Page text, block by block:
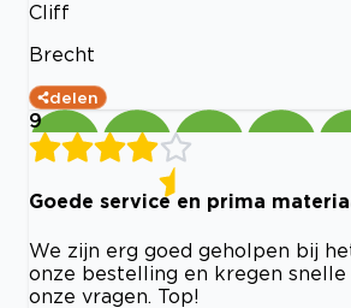
Cliff
Brecht
delen
9
Goede service en prima
We zijn erg goed geholpen bij
onze bestelling en kregen snelle
onze vragen. Top!